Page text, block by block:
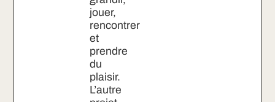
jouer,
rencontrer
et
prendre
du
plaisir.
L’autre